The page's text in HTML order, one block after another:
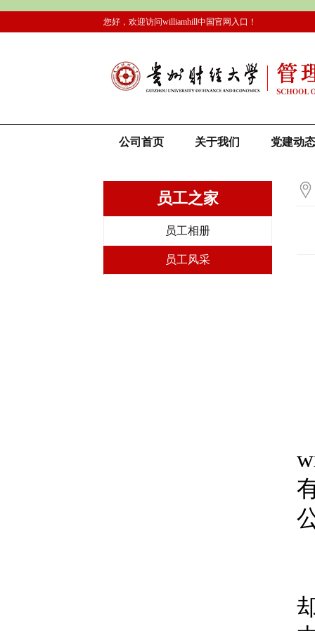
您好，欢迎访问williamhill中国官网入口！
公司首页 关于我们 党建动态
员工之家
员工相册
员工风采